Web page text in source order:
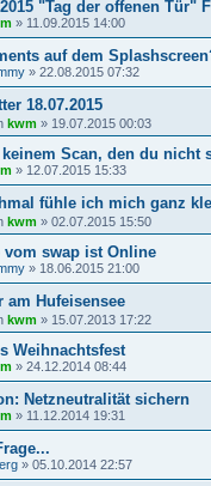
"Tag der offenen Tür"
» 11.09.2015 14:00
auf dem
» 22.08.2015 07:32
18.07.2015
kwm » 19.07.2015 00:03
keinem Scan, den du nicht
» 12.07.2015 15:33
fühle ich mich ganz
kwm » 02.07.2015 15:50
vom swap ist Online
» 18.06.2015 21:00
am Hufeisensee
kwm » 15.07.2013 17:22
Weihnachtsfest
» 24.12.2014 08:44
Netzneutralität sichern
» 11.12.2014 19:31
» 05.10.2014 22:57